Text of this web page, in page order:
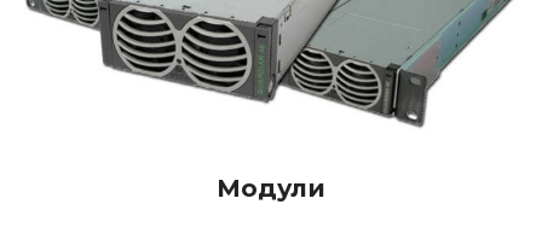
Модули